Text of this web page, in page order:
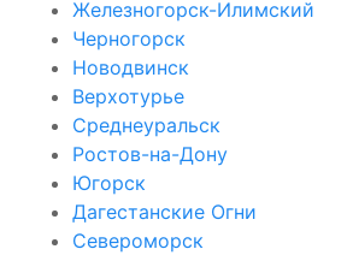
Железногорск-Илимский
Черногорск
Новодвинск
Верхотурье
Среднеуральск
Ростов-на-Дону
Югорск
Дагестанские Огни
Североморск